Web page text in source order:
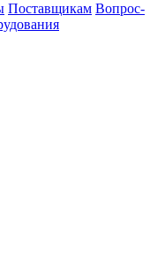
Поставщикам Вопрос-